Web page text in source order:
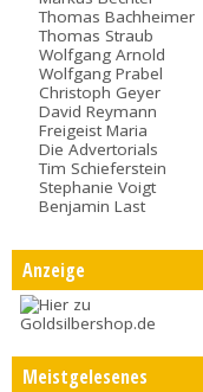
Thomas Bachheimer
Thomas Straub
Wolfgang Arnold
Wolfgang Prabel
Christoph Geyer
David Reymann
Freigeist Maria
Die Advertorials
Tim Schieferstein
Stephanie Voigt
Benjamin Last
Anzeige
Meistgelesenes